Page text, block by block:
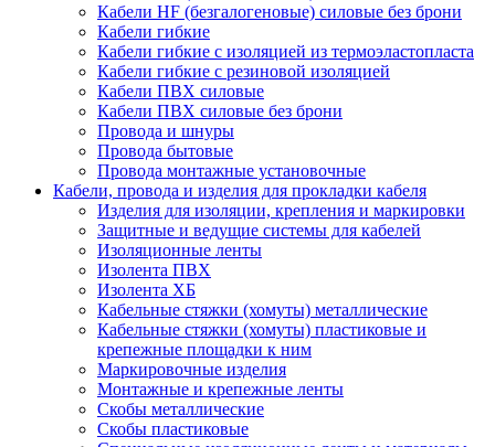
Кабели HF (безгалогеновые) силовые без брони
Кабели гибкие
Кабели гибкие с изоляцией из термоэластопласта
Кабели гибкие с резиновой изоляцией
Кабели ПВХ силовые
Кабели ПВХ силовые без брони
Провода и шнуры
Провода бытовые
Провода монтажные установочные
Кабели, провода и изделия для прокладки кабеля
Изделия для изоляции, крепления и маркировки
Защитные и ведущие системы для кабелей
Изоляционные ленты
Изолента ПВХ
Изолента ХБ
Кабельные стяжки (хомуты) металлические
Кабельные стяжки (хомуты) пластиковые и
крепежные площадки к ним
Маркировочные изделия
Монтажные и крепежные ленты
Скобы металлические
Скобы пластиковые